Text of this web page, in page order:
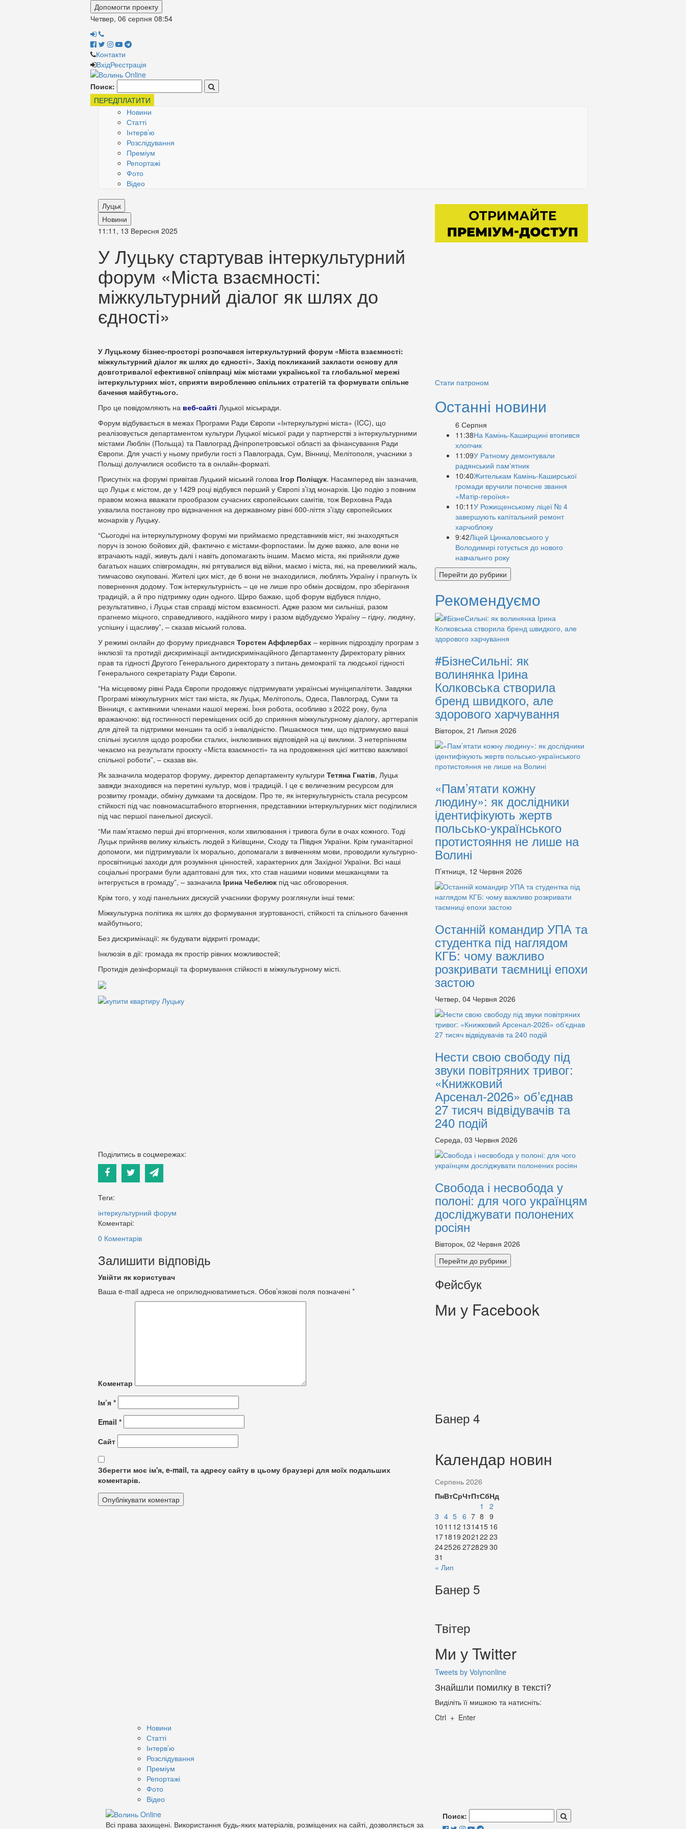
Допомогти проекту
Четвер, 06 серпня 08:54
Контакти
ВхідРеєстрація
Поиск:
ПЕРЕДПЛАТИТИ
Новини
Статті
Інтерв’ю
Розслідування
Преміум
Репортажі
Фото
Відео
Луцьк
Новини
11:11, 13 Вересня 2025
У Луцьку стартував інтеркультурний
форум «Міста взаємності:
міжкультурний діалог як шлях до
єдності»
У Луцькому бізнес-просторі розпочався інтеркультурний форум «Міста взаємності:
міжкультурний діалог як шлях до єдності». Захід покликаний закласти основу для
довготривалої ефективної співпраці між містами української та глобальної мережі
інтеркультурних міст, сприяти виробленню спільних стратегій та формувати спільне
бачення майбутнього.
Про це повідомляють на веб-сайті Луцької міськради.
Форум відбувається в межах Програми Ради Європи «Інтеркультурні міста» (ICC), що
реалізовується департаментом культури Луцької міської ради у партнерстві з інтеркультурними
містами Люблін (Польща) та Павлоград Дніпропетровської області за фінансування Ради
Європи. Для участі у ньому прибули гості з Павлограда, Сум, Вінниці, Мелітополя, учасники з
Польщі долучилися особисто та в онлайн-форматі.
Присутніх на форумі привітав Луцький міський голова Ігор Поліщук. Насамперед він зазначив,
що Луцьк є містом, де у 1429 році відбувся перший у Європі з’їзд монархів. Цю подію з повним
правом можна вважати прообразом сучасних європейських самітів, тож Верховна Рада
ухвалила постанову про відзначення на державному рівні 600-ліття з’їзду європейських
монархів у Луцьку.
“Сьогодні на інтеркультурному форумі ми приймаємо представників міст, які знаходяться
поруч із зоною бойових дій, фактично є містами-форпостами. Їм дуже важко, але вони не
втрачають надії, живуть далі і навіть допомагають іншим. Маємо міста, які прийняли дуже
багатьох наших співгромадян, які рятувалися від війни, маємо і міста, які, на превеликий жаль,
тимчасово окуповані. Жителі цих міст, де б вони не знаходилися, люблять Україну і прагнуть їх
повернення додому. Тож інтеркультурність – це не лише про обмін досвідом, про зберігання
традицій, а й про підтримку один одного. Щиро бажаю, щоб форум відбувся плідно,
результативно, і Луцьк став справді містом взаємності. Адже разом ми сильніші, разом
прагнемо міцного, справедливого, надійного миру і разом відбудуємо Україну – гідну, людяну,
успішну і щасливу”, – сказав міський голова.
У режимі онлайн до форуму приєднався Торстен Аффлербах – керівник підрозділу програм з
інклюзії та протидії дискримінації антидискримінаційного Департаменту Директорату рівних
прав та гідності Другого Генерального директорату з питань демократії та людської гідності
Генерального секретаріату Ради Європи.
“На місцевому рівні Рада Європи продовжує підтримувати українські муніципалітети. Завдяки
Програмі міжкультурних міст такі міста, як Луцьк, Мелітополь, Одеса, Павлоград, Суми та
Вінниця, є активними членами нашої мережі. Їхня робота, особливо з 2022 року, була
вражаючою: від гостинності переміщених осіб до сприяння міжкультурному діалогу, арттерапія
для дітей та підтримки меншин та осіб з інвалідністю. Пишаємося тим, що підтримуємо ваші
спільні зусилля щодо розробки сталих, інклюзивних відповідей на ці виклики. З нетерпінням
чекаємо на результати проєкту «Міста взаємності» та на продовження цієї життєво важливої ​​
спільної роботи”, – сказав він.
Як зазначила модератор форуму, директор департаменту культури Тетяна Гнатів, Луцьк
завжди знаходився на перетині культур, мов і традицій. І це є величезним ресурсом для
розвитку громади, обміну думками та досвідом. Про те, як інтеркультурність стала ресурсом
стійкості під час повномасштабного вторгнення, представники інтеркультурних міст поділилися
під час першої панельної дискусії.
“Ми пам’ятаємо перші дні вторгнення, коли хвилювання і тривога були в очах кожного. Тоді
Луцьк прийняв велику кількість людей з Київщини, Сходу та Півдня України. Крім гуманітарної
допомоги, ми підтримували їх морально, допомагали з вивченням мови, проводили культурно-
просвітницькі заходи для розуміння цінностей, характерних для Західної України. Всі наші
соціальні програми були адаптовані для тих, хто став нашими новими мешканцями та
інтегрується в громаду”, – зазначила Ірина Чебелюк під час обговорення.
Крім того, у ході панельних дискусій учасники форуму розглянули інші теми:
Міжкультурна політика як шлях до формування згуртованості, стійкості та спільного бачення
майбутнього;
Без дискримінації: як будувати відкриті громади;
Інклюзія в дії: громада як простір рівних можливостей;
Протидія дезінформації та формування стійкості в міжкультурному місті.
Поділитись в соцмережах:
Теги:
інтеркультурний форум
Коментарі:
0 Коментарів
Залишити відповідь
Увійти як користувач
Ваша e-mail адреса не оприлюднюватиметься. Обов’язкові поля позначені *
Коментар
Ім’я *
Email *
Сайт
Зберегти моє ім'я, e-mail, та адресу сайту в цьому браузері для моїх подальших
коментарів.
Стати патроном
Останні новини
6 Серпня
11:38На Камінь-Каширщині втопився
хлопчик
11:09У Ратному демонтували
радянський памʼятник
10:40Жителькам Камінь-Каширської
громади вручили почесне звання
«Матір-героїня»
10:11У Рожищенському ліцеї № 4
завершують капітальний ремонт
харчоблоку
9:42Ліцей Цинкаловського у
Володимирі готується до нового
навчальнго року
Перейти до рубрики
Рекомендуємо
#БізнеСильні: як
волинянка Ірина
Колковська створила
бренд швидкого, але
здорового харчування
Вівторок, 21 Липня 2026
«Пам’ятати кожну
людину»: як дослідники
ідентифікують жертв
польсько-українського
протистояння не лише на
Волині
П’ятниця, 12 Червня 2026
Останній командир УПА та
студентка під наглядом
КГБ: чому важливо
розкривати таємниці епохи
застою
Четвер, 04 Червня 2026
Нести свою свободу під
звуки повітряних тривог:
«Книжковий
Арсенал-2026» об’єднав
27 тисяч відвідувачів та
240 подій
Середа, 03 Червня 2026
Свобода і несвобода у
полоні: для чого українцям
досліджувати полонених
росіян
Вівторок, 02 Червня 2026
Перейти до рубрики
Фейсбук
Ми у Facebook
Банер 4
Календар новин
Серпень 2026
ПнВтСрЧтПтСбНд
1
2
3 4 5 6 7 8 9
10 11 12 131415 16
171819 2021 22 23
242526 272829 30
31
« Лип
Банер 5
Твітер
Ми у Twitter
Tweets by Volynonline
Знайшли помилку в тексті?
Виділіть її мишкою та натисніть:
Ctrl + Enter
Новини
Статті
Інтерв’ю
Розслідування
Преміум
Репортажі
Фото
Відео
Всі права захищені. Використання будь-яких матеріалів, розміщених на сайті, дозволяється за
Поиск: